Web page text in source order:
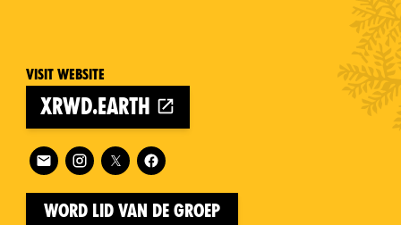
Visit website
xrwd.earth
Follow XR Warwick District on
Word lid van de groep